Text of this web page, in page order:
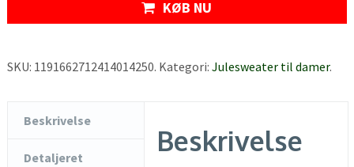
KØB NU
SKU: 1191662712414014250. Kategori: Julesweater til damer.
Beskrivelse
Detaljeret
Beskrivelse